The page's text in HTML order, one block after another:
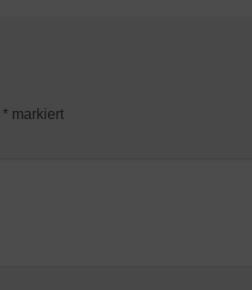
* markiert